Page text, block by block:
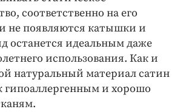
соответственно на его
не появляются катышки и
останется идеальным даже
использования. Как и
натуральный материал сатин
гипоаллергенным и хорошо